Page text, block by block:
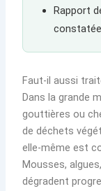
Rapport
Faut-il aussi
Dans la grande
gouttières ou
de déchets
elle-même est
Mousses,
dégradent